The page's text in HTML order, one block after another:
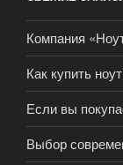
Компания
Как купить
Если вы
Выбор